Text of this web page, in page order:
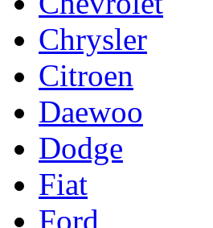
Chrysler
Citroen
Daewoo
Dodge
Fiat
Ford